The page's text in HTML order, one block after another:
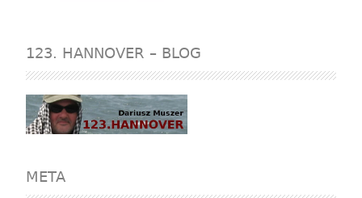
123. HANNOVER – BLOG
META